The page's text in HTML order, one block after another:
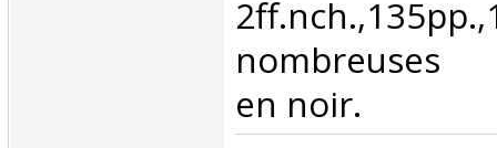
nombreuses
en noir.‎